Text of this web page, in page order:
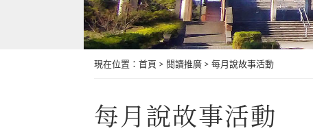
現在位置 ： 首頁 > 閱讀推廣 > 每月說故事活動
每月說故事活動